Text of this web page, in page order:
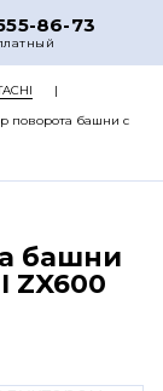
86-73
поворота башни с
башни
ZX600